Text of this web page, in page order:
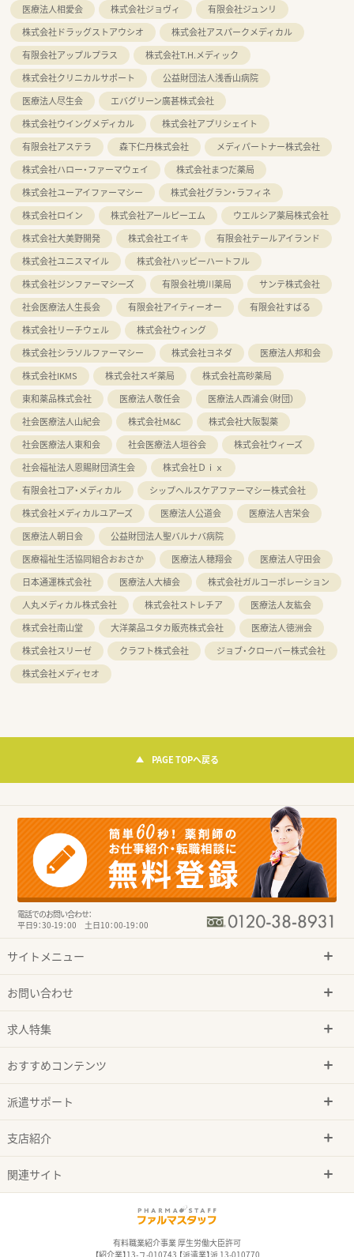
医療法人相愛会
株式会社ジョヴィ
有限会社ジュンリ
株式会社ドラッグストアウシオ
株式会社アスパークメディカル
有限会社アップルプラス
株式会社T.H.メディック
株式会社クリニカルサポート
公益財団法人浅香山病院
医療法人尽生会
エバグリーン廣甚株式会社
株式会社ウイングメディカル
株式会社アプリシェイト
有限会社アステラ
森下仁丹株式会社
メディパートナー株式会社
株式会社ハロー・ファーマウェイ
株式会社まつだ薬局
株式会社ユーアイファーマシー
株式会社グラン・ラフィネ
株式会社ロイン
株式会社アールピーエム
ウエルシア薬局株式会社
株式会社大美野開発
株式会社エイキ
有限会社テールアイランド
株式会社ユニスマイル
株式会社ハッピーハートフル
株式会社ジンファーマシーズ
有限会社境川薬局
サンテ株式会社
社会医療法人生長会
有限会社アイティーオー
有限会社すばる
株式会社リーチウェル
株式会社ウィング
株式会社シラソルファーマシー
株式会社ヨネダ
医療法人邦和会
株式会社IKMS
株式会社スギ薬局
株式会社高砂薬局
東和薬品株式会社
医療法人敬任会
医療法人西浦会（財団）
社会医療法人山紀会
株式会社M&C
株式会社大阪製薬
社会医療法人東和会
社会医療法人垣谷会
株式会社ウィーズ
社会福祉法人恩賜財団済生会
株式会社Ｄｉｘ
有限会社コア・メディカル
シップヘルスケアファーマシー株式会社
株式会社メディカルユアーズ
医療法人公道会
医療法人吉栄会
医療法人朝日会
公益財団法人聖バルナバ病院
医療福祉生活協同組合おおさか
医療法人穂翔会
医療法人守田会
日本通運株式会社
医療法人大植会
株式会社ガルコーポレーション
人丸メディカル株式会社
株式会社ストレチア
医療法人友紘会
株式会社南山堂
大洋薬品ユタカ販売株式会社
医療法人徳洲会
株式会社スリーゼ
クラフト株式会社
ジョブ・クローバー株式会社
株式会社メディセオ
PAGE TOPへ戻る
電話でのお問い合わせ：
平日9：30-19：00 土日10：00-19：00
サイトメニュー
お問い合わせ
求人特集
おすすめコンテンツ
派遣サポート
支店紹介
関連サイト
有料職業紹介事業 厚生労働大臣許可
【紹介業】13-ユ-010743 【派遣業】派 13-010770